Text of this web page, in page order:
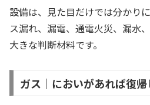
設備は、見た目だけでは分かり
ス漏れ、漏電、通電火災、漏水
大きな判断材料です。
ガス｜においがあれば復帰